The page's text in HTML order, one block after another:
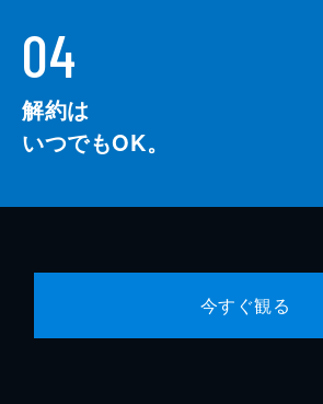
04
解約は
いつでもOK。
今すぐ観る